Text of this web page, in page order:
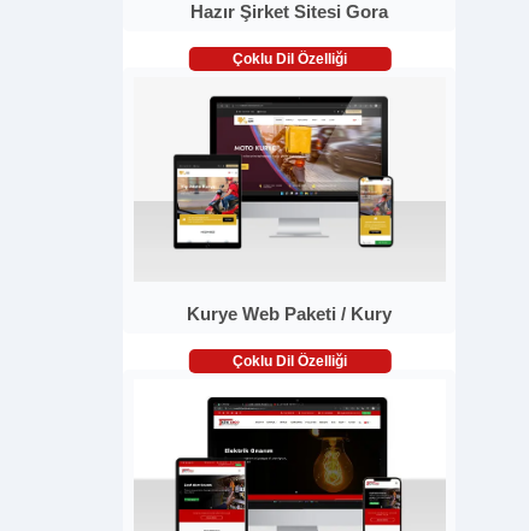
Hazır Şirket Sitesi Gora
Çoklu Dil Özelliği
Kurye Web Paketi / Kury
Çoklu Dil Özelliği